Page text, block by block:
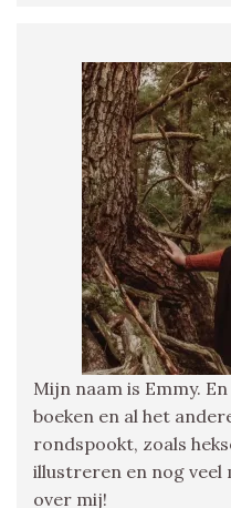
Mijn naam is Emmy.
boeken en al het
rondspookt, zoals
illustreren en nog veel
over mij!